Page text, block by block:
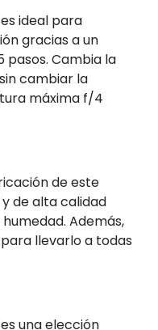
es ideal para
gracias a un
pasos. Cambia la
cambiar la
máxima f/4
de este
de alta calidad
Además,
llevarlo a todas
es una elección